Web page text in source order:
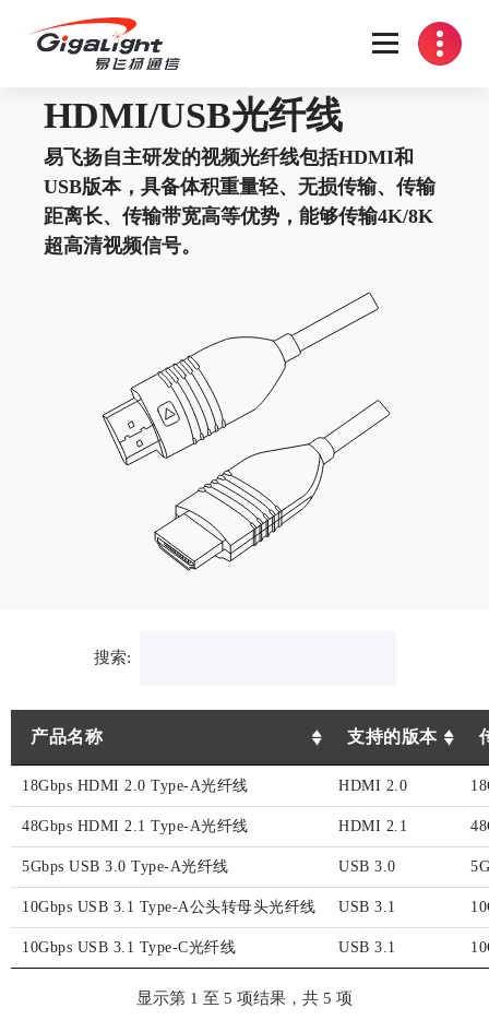
HDMI/USB光纤线
易飞扬自主研发的视频光纤线包括HDMI和
USB版本，具备体积重量轻、无损传输、传输
距离长、传输带宽高等优势，能够传输4K/8K
超高清视频信号。
搜索:
产品名称 支持的版本
18Gbps HDMI 2.0 Type-A光纤线 HDMI 2.0
48Gbps HDMI 2.1 Type-A光纤线 HDMI 2.1
5Gbps USB 3.0 Type-A光纤线 USB 3.0
10Gbps USB 3.1 Type-A公头转母头光纤线 USB 3.1
10Gbps USB 3.1 Type-C光纤线 USB 3.1
显示第 1 至 5 项结果，共 5 项